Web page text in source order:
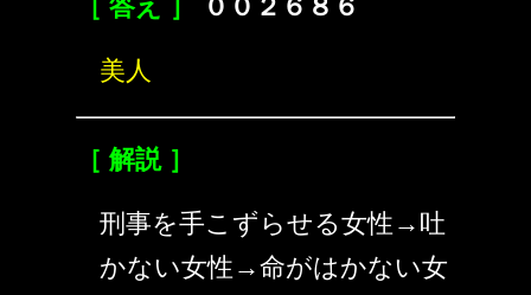
［ 答え ］ ００２６８６
美人
［ 解説 ］
刑事を手こずらせる女性→吐
かない女性→命がはかない女